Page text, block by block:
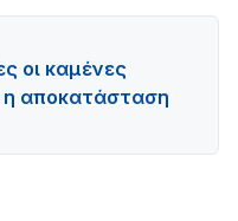
οι καμένες
η αποκατάσταση